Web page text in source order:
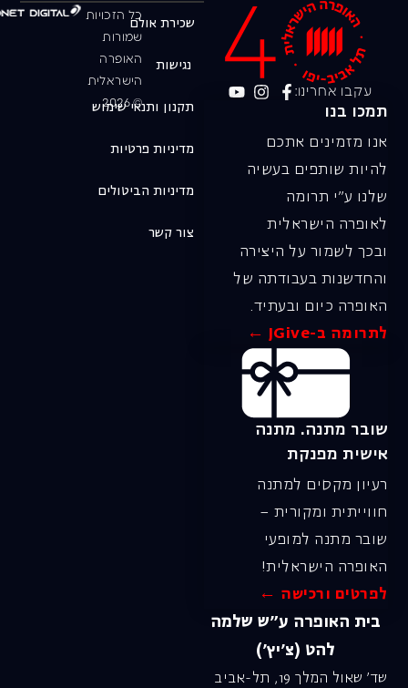
עקבו אחרינו:
תמכו בנו
אנו מזמינים אתכם
להיות שותפים בעשיה
שלנו ע"י תרומה
לאופרה הישראלית
ובכך לשמור על היצירה
והחדשנות בעבודתה של
האופרה כיום ובעתיד.
לתרומה ב-JGive ←
שובר מתנה. מתנה
אישית מפנקת
רעיון מקסים למתנה
חווייתית ומקורית –
שובר מתנה למופעי
האופרה הישראלית!
לפרטים ורכישה ←
בית האופרה ע״ש שלמה
להט (צ׳יץ׳)
שד׳ שאול המלך 19, תל-אביב
כל הזכויות
שמורות
האופרה
הישראלית
© 2026
שכירת אולם
נגישות
תקנון ותנאי שימוש
מדיניות פרטיות
מדיניות הביטולים
צור קשר